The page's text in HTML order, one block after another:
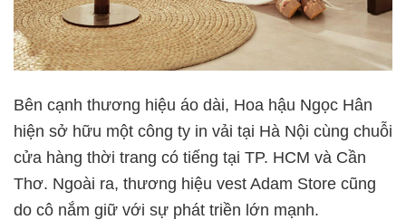
Bên cạnh thương hiệu áo dài, Hoa hậu Ngọc Hân
hiện sở hữu một công ty in vải tại Hà Nội cùng chuỗi
cửa hàng thời trang có tiếng tại TP. HCM và Cần
Thơ. Ngoài ra, thương hiệu vest Adam Store cũng
do cô nắm giữ với sự phát triền lớn mạnh.